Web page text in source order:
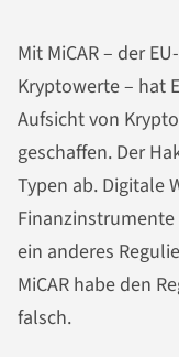
Mit MiCAR – der
Kryptowerte – hat
Aufsicht von
geschaffen. Der
Typen ab. Digitale
ein anderes
MiCAR habe den
falsch.